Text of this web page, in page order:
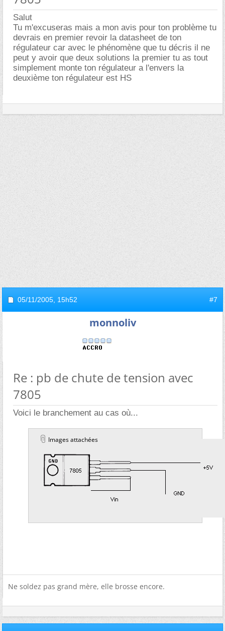
Salut
Tu m'excuseras mais a mon avis pour ton problème tu
devrais en premier revoir la datasheet de ton
régulateur car avec le phénomène que tu décris il ne
peut y avoir que deux solutions la premier tu as tout
simplement monte ton régulateur a l'envers la
deuxième ton régulateur est HS
05/11/2005, 15h52 #7
monnoliv
Re : pb de chute de tension avec
7805
Voici le branchement au cas où...
Images attachées
Ne soldez pas grand mère, elle brosse encore.